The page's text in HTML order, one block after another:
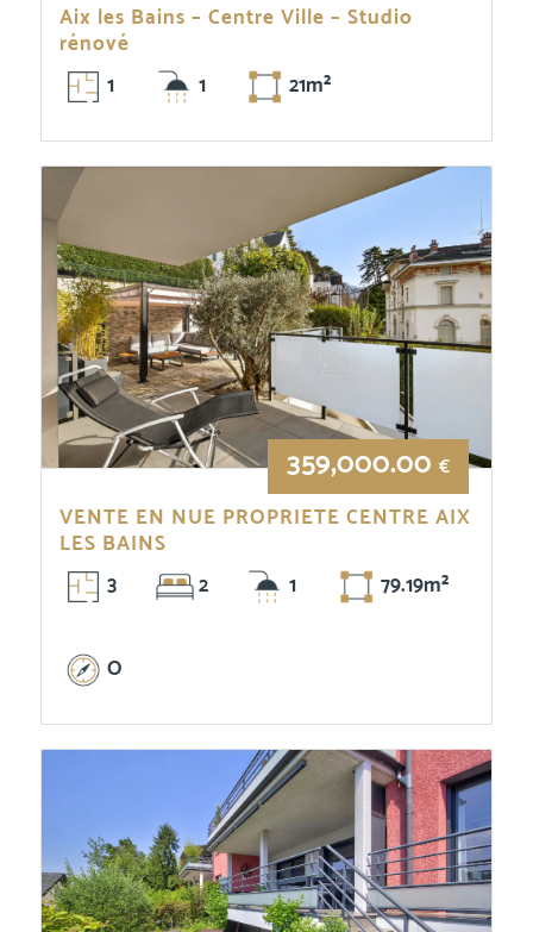
Aix les Bains – Centre Ville – Studio
rénové
1
1 21m²
359,000.00€
VENTE EN NUE PROPRIETE CENTRE AIX
LES BAINS
3
2 1 79.19m²
O